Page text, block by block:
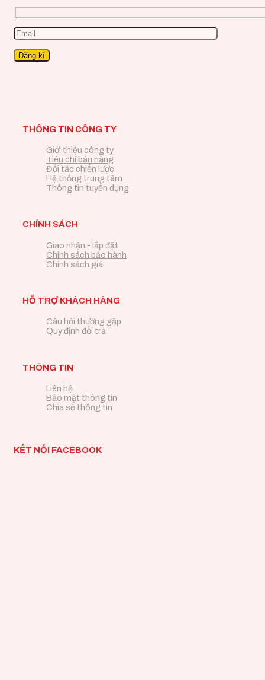
THÔNG TIN CÔNG TY
Giới thiệu công ty
Tiêu chí bán hàng
Đối tác chiến lược
Hệ thống trung tâm
Thông tin tuyển dụng
CHÍNH SÁCH
Giao nhận - lắp đặt
Chính sách bảo hành
Chính sách giá
HỖ TRỢ KHÁCH HÀNG
Câu hỏi thường gặp
Quy định đổi trả
THÔNG TIN
Liên hệ
Bảo mật thông tin
Chia sẻ thông tin
KẾT NỐI FACEBOOK